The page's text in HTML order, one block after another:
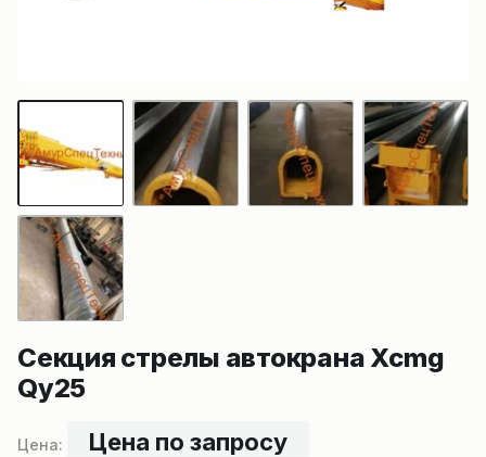
Секция стрелы автокрана Xcmg
Qy25
Цена по запросу